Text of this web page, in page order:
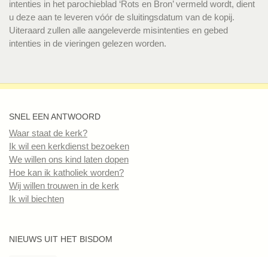
intenties in het parochieblad ‘Rots en Bron’ vermeld wordt, dient
u deze aan te leveren vóór de sluitingsdatum van de kopij.
Uiteraard zullen alle aangeleverde misintenties en gebed
intenties in de vieringen gelezen worden.
SNEL EEN ANTWOORD
Waar staat de kerk?
Ik wil een kerkdienst bezoeken
We willen ons kind laten dopen
Hoe kan ik katholiek worden?
Wij willen trouwen in de kerk
Ik wil biechten
NIEUWS UIT HET BISDOM